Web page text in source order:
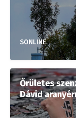
SONLINE
Őrületes
Dávid